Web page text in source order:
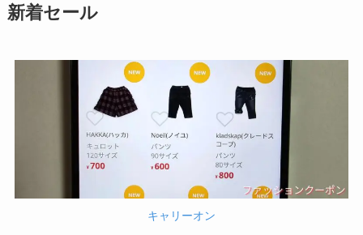
新着セール
キャリーオン